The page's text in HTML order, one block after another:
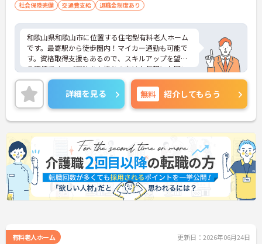
社会保険完備
交通費支給 退職金制度あり
和歌山県和歌山市に位置する住宅型有料老人ホーム
です。最寄駅から徒歩圏内！マイカー通勤も可能で
す。資格取得支援もあるので、スキルアップを望め
る環境です。ご興味をお持ちの方はお気軽にお問い
合わせください。
詳細を見る 無料 紹介してもらう
有料老人ホーム 更新日：2026年06月24日